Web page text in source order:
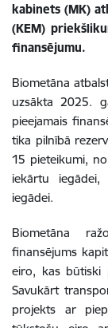
kabinets (MK)
(KEM)
finansējumu.
Biometāna
uzsākta 2025.
pieejamais
tika pilnībā
15 pieteikumi,
iekārtu
iegādei.
Biometāna
finansējums
eiro, kas būtiski
Savukārt
projekts ar